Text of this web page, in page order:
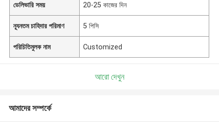
ডেলিভারি সময় 20-25 কাজের দিন
ন্যূনতম চাহিদার পরিমাণ 5 পিসি
পরিচিতিমুলক নাম Customized
আরো দেখুন
আমাদের সম্পর্কে